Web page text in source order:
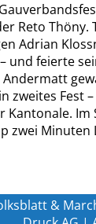
Reto Thöny.
Adrian
und feierte
zweites Fest
Kantonale. Im
zwei Minuten
&